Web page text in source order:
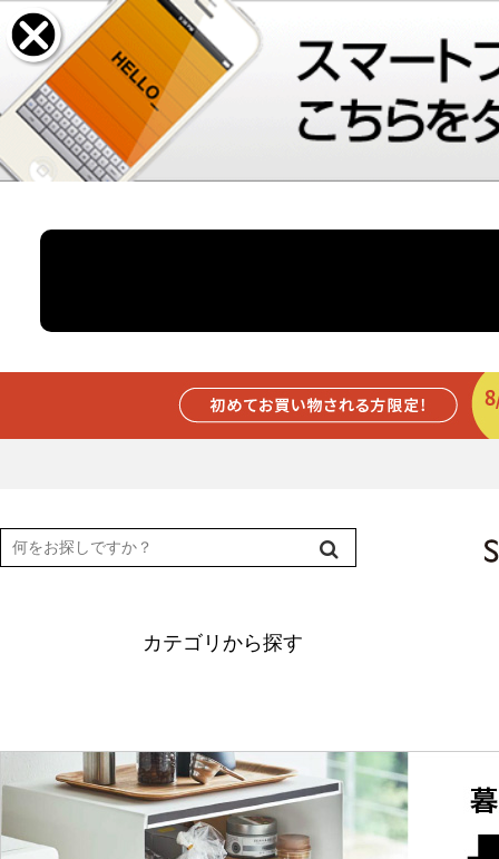
カテゴリから探す